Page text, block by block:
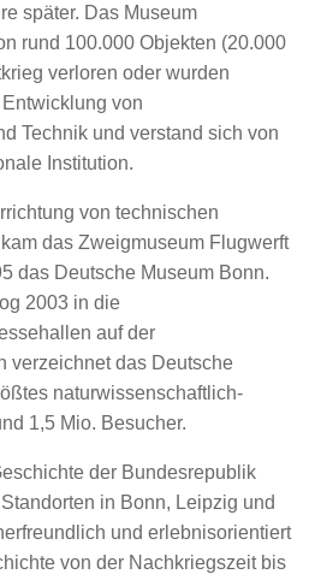
später. Das Museum
rund 100.000 Objekten (20.000
verloren oder wurden
von
Technik und verstand sich von
Institution.
von technischen
das Zweigmuseum Flugwerft
das Deutsche Museum Bonn.
2003 in die
auf der
verzeichnet das Deutsche
naturwissenschaftlich-
1,5 Mio. Besucher.
der Bundesrepublik
in Bonn, Leipzig und
und erlebnisorientiert
von der Nachkriegszeit bis